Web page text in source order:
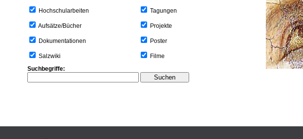
Hochschularbeiten
Aufsätze/Bücher
Dokumentationen
Salzwiki
Tagungen
Projekte
Poster
Filme
Suchbegriffe: